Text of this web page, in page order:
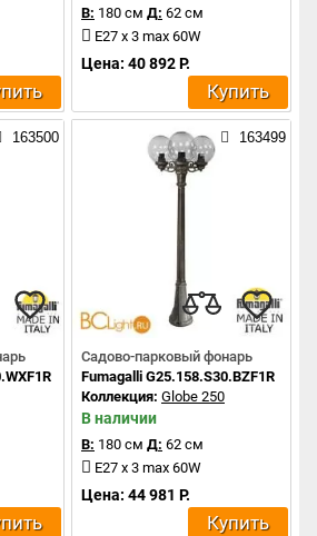
В: 180 см Д: 62 см
E27 x 3 max 60W
Цена: 40 892 Р.
Купить
163500 163499
Садово-парковый фонарь
Fumagalli G25.158.S30.BZF1R
Коллекция: Globe 250
В наличии
В: 180 см Д: 62 см
E27 x 3 max 60W
Цена: 44 981 Р.
Купить